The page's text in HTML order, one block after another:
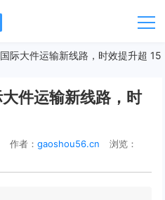
际大件运输新线路，时效提升超 15
件运输新线路，时
作者：gaoshou56.cn
浏览：